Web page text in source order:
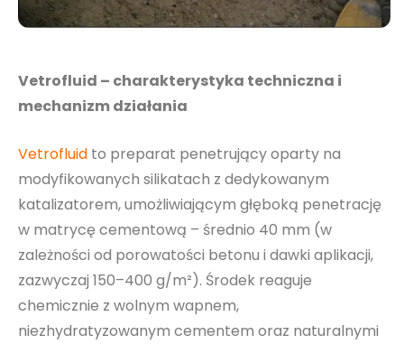
Vetrofluid – charakterystyka techniczna i
mechanizm działania
Vetrofluid to preparat penetrujący oparty na
modyfikowanych silikatach z dedykowanym
katalizatorem, umożliwiającym głęboką penetrację
w matrycę cementową – średnio 40 mm (w
zależności od porowatości betonu i dawki aplikacji,
zazwyczaj 150–400 g/m²). Środek reaguje
chemicznie z wolnym wapnem,
niezhydratyzowanym cementem oraz naturalnymi